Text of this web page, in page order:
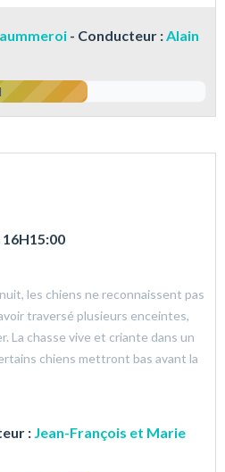
- Conducteur :Alain
les chiens ne reconnaissent pas
traversé plusieurs enceintes,
La chasse vive et criante dans un
chiens mettront bas avant la
: Jean-François et Marie